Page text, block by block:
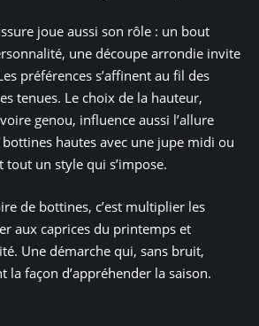
joue aussi son rôle : un bout
une découpe arrondie invite
préférences s’affinent au fil des
tenues. Le choix de la hauteur,
genou, influence aussi l’allure
hautes avec une jupe midi ou
tout un style qui s’impose.
de bottines, c’est multiplier les
aux caprices du printemps et
Une démarche qui, sans bruit,
la façon d’appréhender la saison.